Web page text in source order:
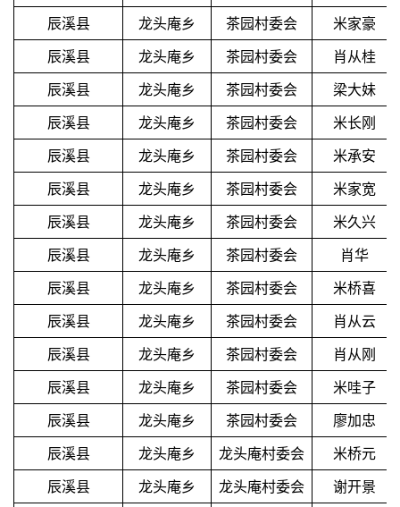
辰溪县
龙头庵乡 茶园村委会
米家豪
辰溪县
龙头庵乡 茶园村委会
肖从桂
辰溪县
龙头庵乡 茶园村委会
梁大妹
辰溪县
龙头庵乡 茶园村委会
米长刚
辰溪县
龙头庵乡 茶园村委会
米承安
辰溪县
龙头庵乡 茶园村委会
米家宽
辰溪县
龙头庵乡 茶园村委会
米久兴
辰溪县
龙头庵乡 茶园村委会
肖华
辰溪县
龙头庵乡 茶园村委会
米桥喜
辰溪县
龙头庵乡 茶园村委会
肖从云
辰溪县
龙头庵乡 茶园村委会
肖从刚
辰溪县
龙头庵乡 茶园村委会
米哇子
辰溪县
龙头庵乡 茶园村委会
廖加忠
辰溪县
龙头庵乡 龙头庵村委会
米桥元
辰溪县
龙头庵乡 龙头庵村委会
谢开景